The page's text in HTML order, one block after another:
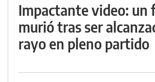
Impactante video: un
murió tras ser
rayo en pleno partido